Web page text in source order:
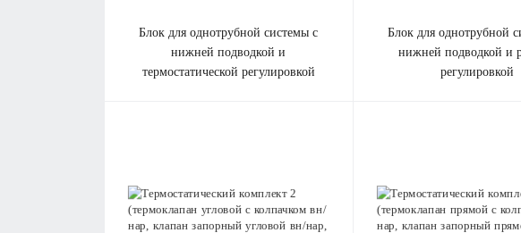
блок для однотрубной системы с
нижней подводкой и
термостатической регулировкой
блок для однотрубной системы с
нижней подводкой и
регулировкой